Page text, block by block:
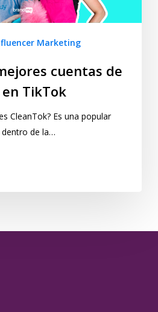
Marketing
cuentas de
TikTok
CleanTok? Es una popular
de la…